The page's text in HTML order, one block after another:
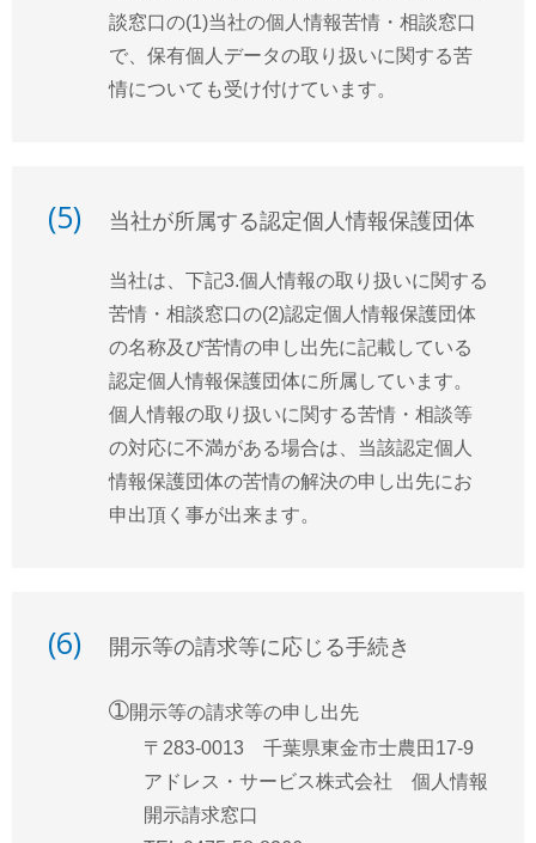
談窓口の(1)当社の個人情報苦情・相談窓口
で、保有個人データの取り扱いに関する苦
情についても受け付けています。
(5) 当社が所属する認定個人情報保護団体
当社は、下記3.個人情報の取り扱いに関する
苦情・相談窓口の(2)認定個人情報保護団体
の名称及び苦情の申し出先に記載している
認定個人情報保護団体に所属しています。
個人情報の取り扱いに関する苦情・相談等
の対応に不満がある場合は、当該認定個人
情報保護団体の苦情の解決の申し出先にお
申出頂く事が出来ます。
(6) 開示等の請求等に応じる手続き
➀開示等の請求等の申し出先
〒283-0013 千葉県東金市士農田17-9
アドレス・サービス株式会社 個人情報
開示請求窓口